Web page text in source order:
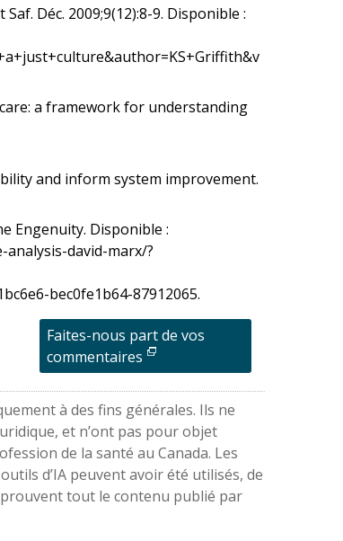
Déc. 2009;9(12):8-9. Disponible :
a framework for understanding
and inform system improvement.
Engenuity. Disponible :
david-marx/?
bec0fe1b64-87912065.
Faites-nous part de vos
commentaires
à des fins générales. Ils ne
et n’ont pas pour objet
de la santé au Canada. Les
d’IA peuvent avoir été utilisés, de
tout le contenu publié par